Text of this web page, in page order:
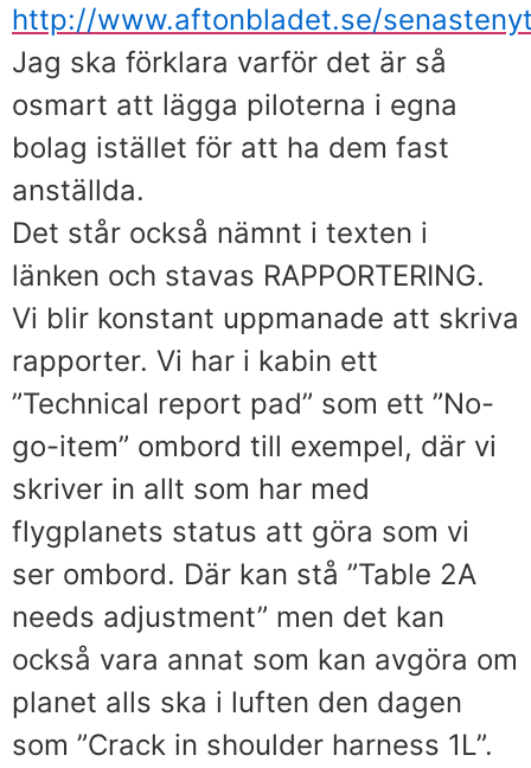
http://www.aftonbladet.se/
Jag ska förklara varför det är så
osmart att lägga piloterna i egna
bolag istället för att ha dem fast
anställda.
Det står också nämnt i texten i
länken och stavas RAPPORTERING.
Vi blir konstant uppmanade att skriva
rapporter. Vi har i kabin ett
”Technical report pad” som ett ”No-
go-item” ombord till exempel, där vi
skriver in allt som har med
flygplanets status att göra som vi
ser ombord. Där kan stå ”Table 2A
needs adjustment” men det kan
också vara annat som kan avgöra om
planet alls ska i luften den dagen
som ”Crack in shoulder harness 1L”.